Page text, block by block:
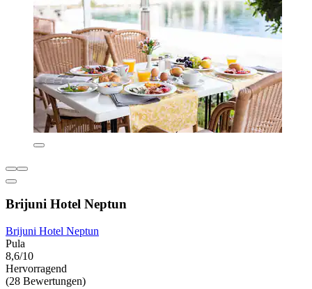
Brijuni Hotel Neptun
Brijuni Hotel Neptun
Pula
8,6/10
Hervorragend
(28 Bewertungen)